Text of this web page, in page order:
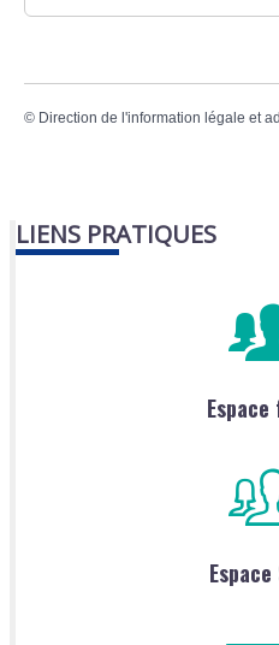
© Direction de l'information légale et
LIENS PRATIQUES